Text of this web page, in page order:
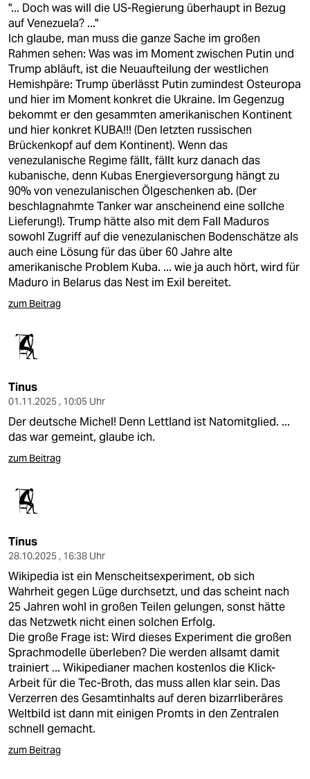
"... Doch was will die US-Regierung überhaupt in Bezug
auf Venezuela? ..."
Ich glaube, man muss die ganze Sache im großen
Rahmen sehen: Was was im Moment zwischen Putin und
Trump abläuft, ist die Neuaufteilung der westlichen
Hemishpäre: Trump überlässt Putin zumindest Osteuropa
und hier im Moment konkret die Ukraine. Im Gegenzug
bekommt er den gesammten amerikanischen Kontinent
und hier konkret KUBA!!! (Den letzten russischen
Brückenkopf auf dem Kontinent). Wenn das
venezulanische Regime fällt, fällt kurz danach das
kubanische, denn Kubas Energieversorgung hängt zu
90% von venezulanischen Ölgeschenken ab. (Der
beschlagnahmte Tanker war anscheinend eine sollche
Lieferung!). Trump hätte also mit dem Fall Maduros
sowohl Zugriff auf die venezulanischen Bodenschätze als
auch eine Lösung für das über 60 Jahre alte
amerikanische Problem Kuba. ... wie ja auch hört, wird für
Maduro in Belarus das Nest im Exil bereitet.
zum Beitrag
Tinus
01.11.2025 , 10:05 Uhr
Der deutsche Michel! Denn Lettland ist Natomitglied. ...
das war gemeint, glaube ich.
zum Beitrag
Tinus
28.10.2025 , 16:38 Uhr
Wikipedia ist ein Menscheitsexperiment, ob sich
Wahrheit gegen Lüge durchsetzt, und das scheint nach
25 Jahren wohl in großen Teilen gelungen, sonst hätte
das Netzwetk nicht einen solchen Erfolg.
Die große Frage ist: Wird dieses Experiment die großen
Sprachmodelle überleben? Die werden allsamt damit
trainiert ... Wikipedianer machen kostenlos die Klick-
Arbeit für die Tec-Broth, das muss allen klar sein. Das
Verzerren des Gesamtinhalts auf deren bizarrliberäres
Weltbild ist dann mit einigen Promts in den Zentralen
schnell gemacht.
zum Beitrag